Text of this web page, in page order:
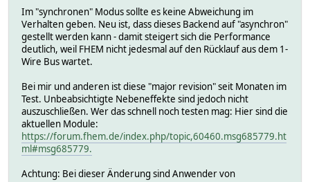
Im "synchronen" Modus sollte es keine Abweichung im
Verhalten geben. Neu ist, dass dieses Backend auf "asynchron"
gestellt werden kann - damit steigert sich die Performance
deutlich, weil FHEM nicht jedesmal auf den Rücklauf aus dem 1-
Wire Bus wartet.
Bei mir und anderen ist diese "major revision" seit Monaten im
Test. Unbeabsichtigte Nebeneffekte sind jedoch nicht
auszuschließen. Wer das schnell noch testen mag: Hier sind die
aktuellen Module:
https://forum.fhem.de/index.php/topic,60460.msg685779.ht
ml#msg685779.
Achtung: Bei dieser Änderung sind Anwender von